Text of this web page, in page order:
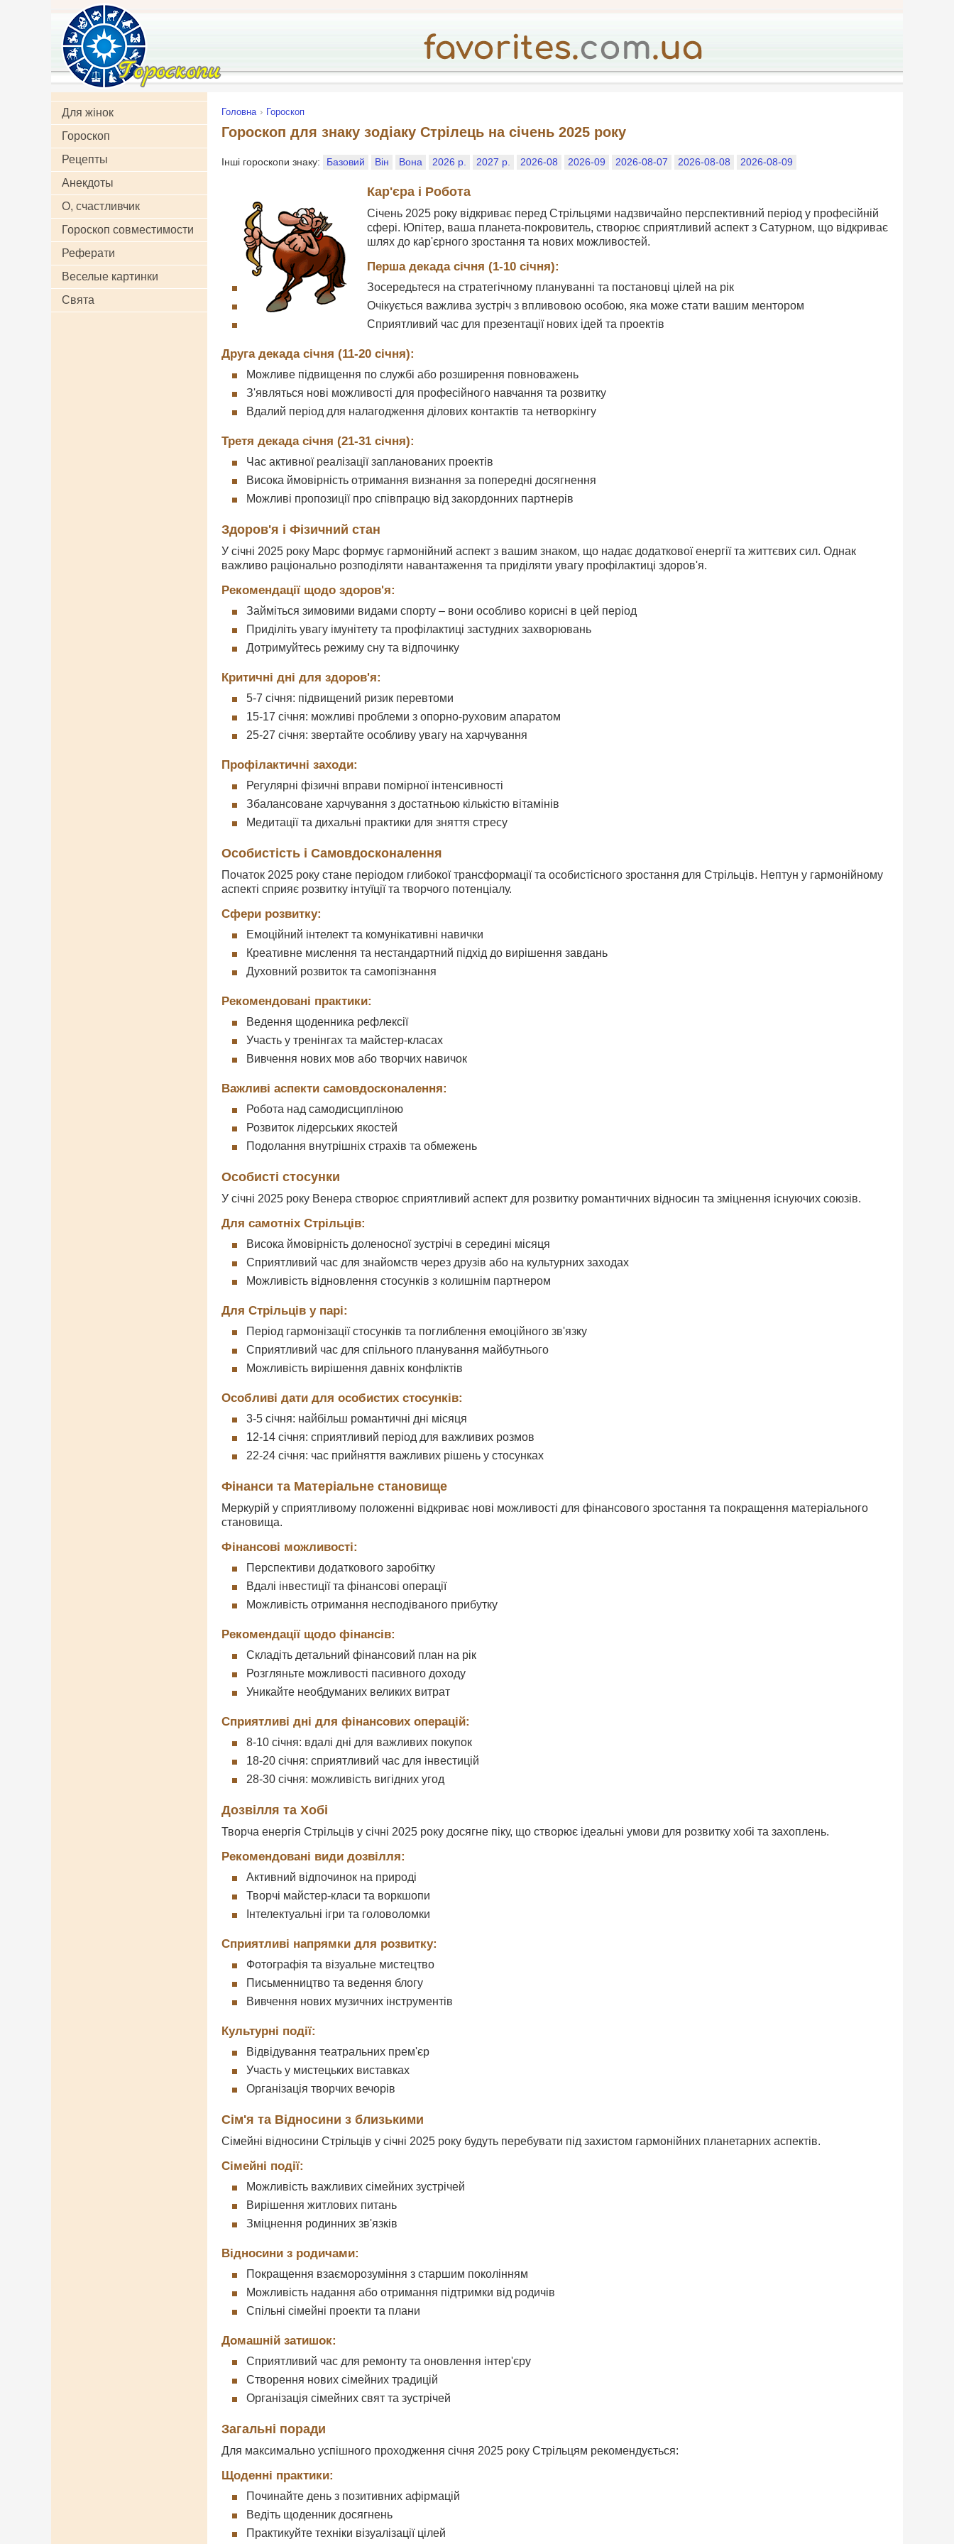
Для жінок
Гороскоп
Рецепты
Анекдоты
О, счастливчик
Гороскоп совместимости
Реферати
Веселые картинки
Свята
Головна Гороскоп
Гороскоп для знаку зодіаку Стрілець на січень 2025 року
Інші гороскопи знаку: Базовий Він Вона 2026 р. 2027 р. 2026-08 2026-09 2026-08-07 2026-08-08 2026-08-09
Кар'єра і Робота
Січень 2025 року відкриває перед Стрільцями надзвичайно перспективний період у професійній
сфері. Юпітер, ваша планета-покровитель, створює сприятливий аспект з Сатурном, що відкриває
шлях до кар'єрного зростання та нових можливостей.
Перша декада січня (1-10 січня):
Зосередьтеся на стратегічному плануванні та постановці цілей на рік
Очікується важлива зустріч з впливовою особою, яка може стати вашим ментором
Сприятливий час для презентації нових ідей та проектів
Друга декада січня (11-20 січня):
Можливе підвищення по службі або розширення повноважень
З'являться нові можливості для професійного навчання та розвитку
Вдалий період для налагодження ділових контактів та нетворкінгу
Третя декада січня (21-31 січня):
Час активної реалізації запланованих проектів
Висока ймовірність отримання визнання за попередні досягнення
Можливі пропозиції про співпрацю від закордонних партнерів
Здоров'я і Фізичний стан
У січні 2025 року Марс формує гармонійний аспект з вашим знаком, що надає додаткової енергії та життєвих сил. Однак
важливо раціонально розподіляти навантаження та приділяти увагу профілактиці здоров'я.
Рекомендації щодо здоров'я:
Займіться зимовими видами спорту – вони особливо корисні в цей період
Приділіть увагу імунітету та профілактиці застудних захворювань
Дотримуйтесь режиму сну та відпочинку
Критичні дні для здоров'я:
5-7 січня: підвищений ризик перевтоми
15-17 січня: можливі проблеми з опорно-руховим апаратом
25-27 січня: звертайте особливу увагу на харчування
Профілактичні заходи:
Регулярні фізичні вправи помірної інтенсивності
Збалансоване харчування з достатньою кількістю вітамінів
Медитації та дихальні практики для зняття стресу
Особистість і Самовдосконалення
Початок 2025 року стане періодом глибокої трансформації та особистісного зростання для Стрільців. Нептун у гармонійному
аспекті сприяє розвитку інтуїції та творчого потенціалу.
Сфери розвитку:
Емоційний інтелект та комунікативні навички
Креативне мислення та нестандартний підхід до вирішення завдань
Духовний розвиток та самопізнання
Рекомендовані практики:
Ведення щоденника рефлексії
Участь у тренінгах та майстер-класах
Вивчення нових мов або творчих навичок
Важливі аспекти самовдосконалення:
Робота над самодисципліною
Розвиток лідерських якостей
Подолання внутрішніх страхів та обмежень
Особисті стосунки
У січні 2025 року Венера створює сприятливий аспект для розвитку романтичних відносин та зміцнення існуючих союзів.
Для самотніх Стрільців:
Висока ймовірність доленосної зустрічі в середині місяця
Сприятливий час для знайомств через друзів або на культурних заходах
Можливість відновлення стосунків з колишнім партнером
Для Стрільців у парі:
Період гармонізації стосунків та поглиблення емоційного зв'язку
Сприятливий час для спільного планування майбутнього
Можливість вирішення давніх конфліктів
Особливі дати для особистих стосунків:
3-5 січня: найбільш романтичні дні місяця
12-14 січня: сприятливий період для важливих розмов
22-24 січня: час прийняття важливих рішень у стосунках
Фінанси та Матеріальне становище
Меркурій у сприятливому положенні відкриває нові можливості для фінансового зростання та покращення матеріального
становища.
Фінансові можливості:
Перспективи додаткового заробітку
Вдалі інвестиції та фінансові операції
Можливість отримання несподіваного прибутку
Рекомендації щодо фінансів:
Складіть детальний фінансовий план на рік
Розгляньте можливості пасивного доходу
Уникайте необдуманих великих витрат
Сприятливі дні для фінансових операцій:
8-10 січня: вдалі дні для важливих покупок
18-20 січня: сприятливий час для інвестицій
28-30 січня: можливість вигідних угод
Дозвілля та Хобі
Творча енергія Стрільців у січні 2025 року досягне піку, що створює ідеальні умови для розвитку хобі та захоплень.
Рекомендовані види дозвілля:
Активний відпочинок на природі
Творчі майстер-класи та воркшопи
Інтелектуальні ігри та головоломки
Сприятливі напрямки для розвитку:
Фотографія та візуальне мистецтво
Письменництво та ведення блогу
Вивчення нових музичних інструментів
Культурні події:
Відвідування театральних прем'єр
Участь у мистецьких виставках
Організація творчих вечорів
Сім'я та Відносини з близькими
Сімейні відносини Стрільців у січні 2025 року будуть перебувати під захистом гармонійних планетарних аспектів.
Сімейні події:
Можливість важливих сімейних зустрічей
Вирішення житлових питань
Зміцнення родинних зв'язків
Відносини з родичами:
Покращення взаєморозуміння з старшим поколінням
Можливість надання або отримання підтримки від родичів
Спільні сімейні проекти та плани
Домашній затишок:
Сприятливий час для ремонту та оновлення інтер'єру
Створення нових сімейних традицій
Організація сімейних свят та зустрічей
Загальні поради
Для максимально успішного проходження січня 2025 року Стрільцям рекомендується:
Щоденні практики:
Починайте день з позитивних афірмацій
Ведіть щоденник досягнень
Практикуйте техніки візуалізації цілей